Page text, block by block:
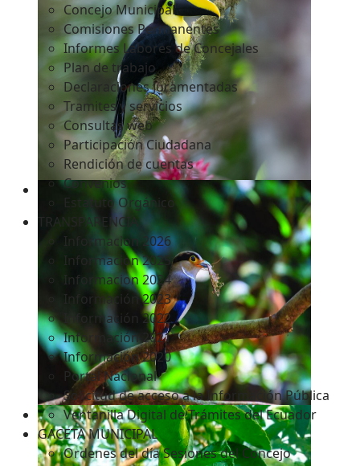
Concejo Municipal
Comisiones Permanentes
Informes Labores de Concejales
Plan de trabajo
Declaraciones Juramentadas
Tramites y servicios
Consultas web
Participación Ciudadana
Rendición de cuentas
Convenios
Estatuto Orgánico
TRANSPARENCIA
Informacion 2026
Informacion 2025
Informacion 2024
Información 2023
Información 2022
Información 2021
Información 2020
Portal Nacional
Solicitud de acceso a la Información Pública
Ventanilla Digital de Trámites del Ecuador
GACETA MUNICIPAL
Ordenes del día Sesiones del Concejo